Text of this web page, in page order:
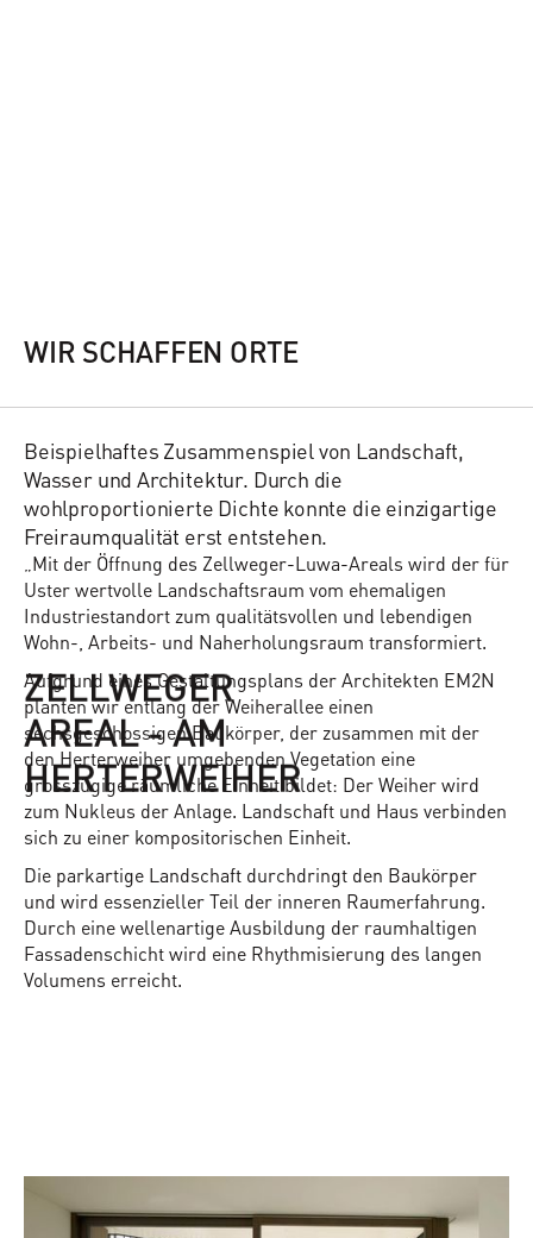
ZELLWEGER
AREAL - AM
HERTERWEIHER
WIR SCHAFFEN ORTE
Beispielhaftes Zusammenspiel von Landschaft,
Wasser und Architektur. Durch die
wohlproportionierte Dichte konnte die einzigartige
Freiraumqualität erst entstehen.
„Mit der Öffnung des Zellweger-Luwa-Areals wird der für
Uster wertvolle Landschaftsraum vom ehemaligen
Industriestandort zum qualitätsvollen und lebendigen
Wohn-, Arbeits- und Naherholungsraum transformiert.
Aufgrund eines Gestaltungsplans der Architekten EM2N
planten wir entlang der Weiherallee einen
sechsgeschossigen Baukörper, der zusammen mit der
den Herterweiher umgebenden Vegetation eine
grosszügige räumliche Einheit bildet: Der Weiher wird
zum Nukleus der Anlage. Landschaft und Haus verbinden
sich zu einer kompositorischen Einheit.
Die parkartige Landschaft durchdringt den Baukörper
und wird essenzieller Teil der inneren Raumerfahrung.
Durch eine wellenartige Ausbildung der raumhaltigen
Fassadenschicht wird eine Rhythmisierung des langen
Volumens erreicht.